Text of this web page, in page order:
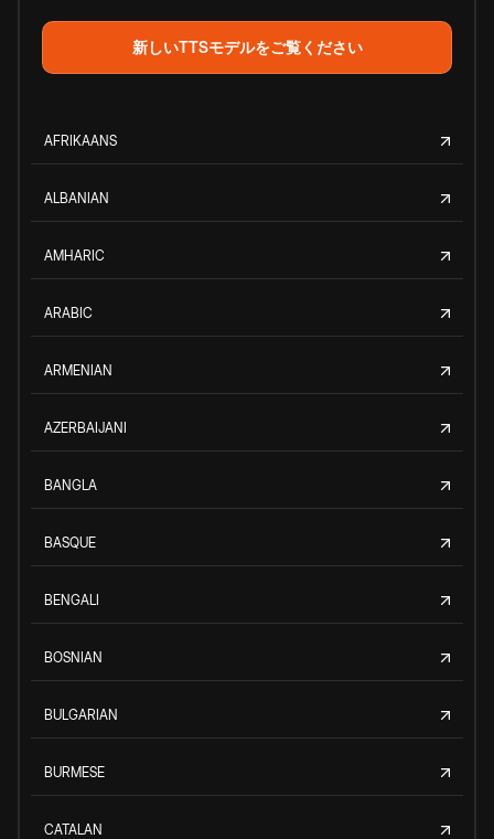
新しいTTSモデルをご覧ください
AFRIKAANS
ALBANIAN
AMHARIC
ARABIC
ARMENIAN
AZERBAIJANI
BANGLA
BASQUE
BENGALI
BOSNIAN
BULGARIAN
BURMESE
CATALAN